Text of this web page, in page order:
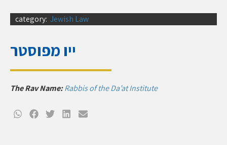
category: Jewish Law
ייו מפוסטר
The Rav Name:Rabbis of the Da’at Institute